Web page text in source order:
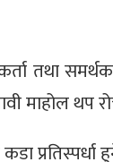
तथा
माहोल